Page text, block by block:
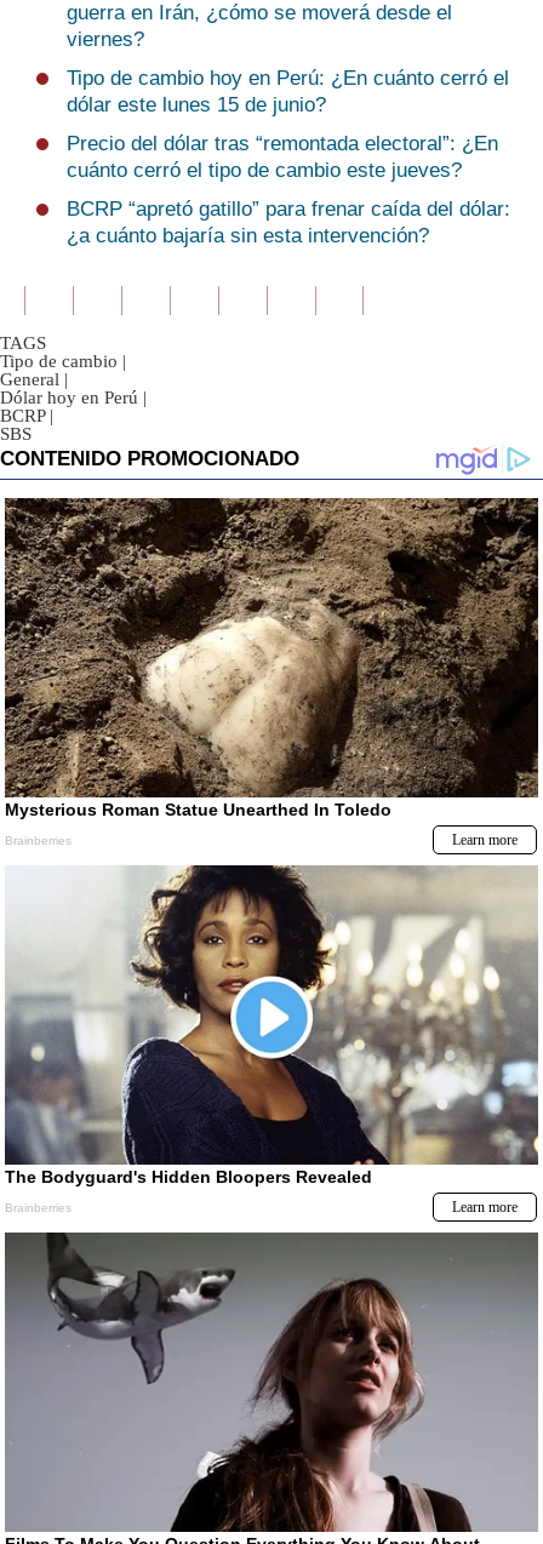
guerra en Irán, ¿cómo se moverá desde el
viernes?
Tipo de cambio hoy en Perú: ¿En cuánto cerró el
dólar este lunes 15 de junio?
Precio del dólar tras “remontada electoral”: ¿En
cuánto cerró el tipo de cambio este jueves?
BCRP “apretó gatillo” para frenar caída del dólar:
¿a cuánto bajaría sin esta intervención?
TAGS
Tipo de cambio |
General |
Dólar hoy en Perú |
BCRP |
SBS